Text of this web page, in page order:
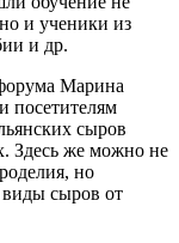
и ученики из
и др.
Марина
посетителям
сыров
Здесь же можно не
но
виды сыров от